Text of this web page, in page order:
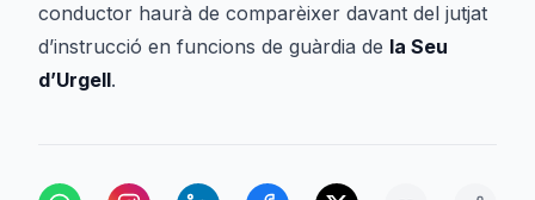
conductor haurà de comparèixer davant del jutjat
d’instrucció en funcions de guàrdia de la Seu
d’Urgell.